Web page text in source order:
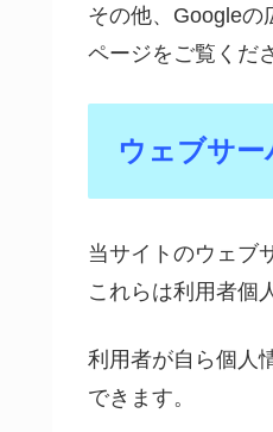
その他、Googleの
ページをご覧くだ
ウェブサ
当サイトのウェブ
これらは利用者個
利用者が自ら個人
できます。